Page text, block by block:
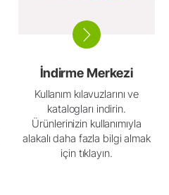
İndirme Merkezi
Kullanım kılavuzlarını ve
katalogları indirin.
Ürünlerinizin kullanımıyla
alakalı daha fazla bilgi almak
için tıklayın.